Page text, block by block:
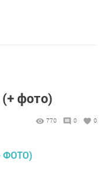
(+ фото)
770 0 0